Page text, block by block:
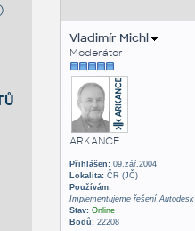
Vladimír Michl
Moderátor
ARKANCE
Přihlášen:09.zář.2004
Lokalita:ČR (JČ)
Používám:
Implementujeme řešení Autodesk
Stav: Online
Bodů:22208